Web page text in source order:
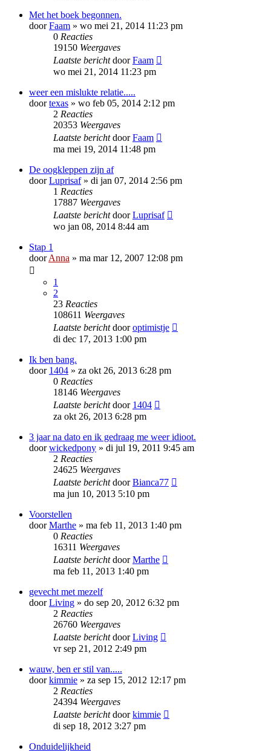
Met het boek begonnen.
doorFaam » wo mei 21, 2014 11:23 pm
0 Reacties
19150 Weergaves
Laatste berichtdoorFaam
wo mei 21, 2014 11:23 pm
weer een mislukte relatie.....
doortexas » wo feb 05, 2014 2:12 pm
2 Reacties
20353 Weergaves
Laatste berichtdoorFaam
ma mei 19, 2014 11:48 pm
De oogkleppen zijn af
doorLuprisaf» di jan 07, 2014 2:56 pm
1 Reacties
17887 Weergaves
Laatste berichtdoorLuprisaf
wo jan 08, 2014 8:44 am
Stap 1
doorAnna » ma mar 12, 2007 12:08 pm
1
2
23 Reacties
108611 Weergaves
Laatste berichtdooroptimistje
di dec 17, 2013 1:00 pm
Ik ben bang.
door 1404 » za okt 26, 2013 6:28 pm
0 Reacties
18146 Weergaves
Laatste berichtdoor 1404
za okt 26, 2013 6:28 pm
3 jaar na dato en ik gedraag me weer idioot.
doorwickedpony » di jul 19, 2011 9:45 am
2 Reacties
24625 Weergaves
Laatste berichtdoorBianca77
ma jun 10, 2013 5:10 pm
Voorstellen
doorMarthe » ma feb 11, 2013 1:40 pm
0 Reacties
16311 Weergaves
Laatste berichtdoorMarthe
ma feb 11, 2013 1:40 pm
gevecht met mezelf
doorLiving » do sep 20, 2012 6:32 pm
2 Reacties
26760 Weergaves
Laatste berichtdoorLiving
vr sep 21, 2012 2:49 pm
wauw, ben er stil van.....
doorkimmie » za sep 15, 2012 12:17 pm
2 Reacties
24394 Weergaves
Laatste berichtdoorkimmie
di sep 18, 2012 3:27 pm
Onduidelijkheid